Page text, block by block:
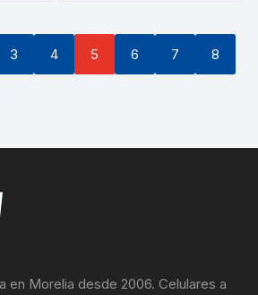
3 4 5 6 7 8
en Morelia desde 2006. Celulares a